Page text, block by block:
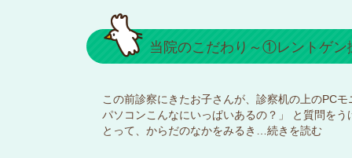
当院のこだわり～①レントゲン
この前診察にきたお子さんが、診察机の上のPC
パソコンこんなにいっぱいあるの？」 と質問を
とって、からだのなかをみるき… 続きを読む